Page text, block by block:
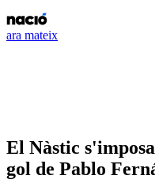
ara mateix
El Nàstic
gol de Pablo